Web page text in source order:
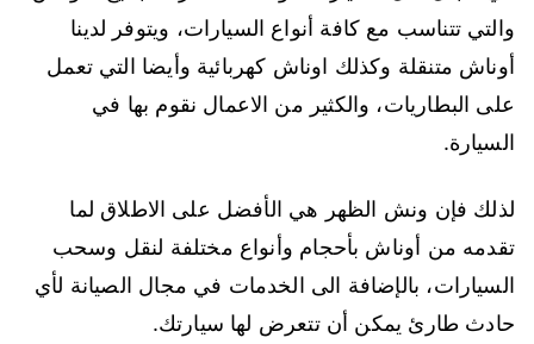
والتي تتناسب مع كافة أنواع السيارات، ويتوفر لدينا
أوناش متنقلة وكذلك اوناش كهربائية وأيضا التي تعمل
على البطاريات، والكثير من الاعمال نقوم بها في
السيارة.
لذلك فإن ونش الظهر هي الأفضل على الاطلاق لما
تقدمه من أوناش بأحجام وأنواع مختلفة لنقل وسحب
السيارات، بالإضافة الى الخدمات في مجال الصيانة لأي
حادث طارئ يمكن أن تتعرض لها سيارتك.